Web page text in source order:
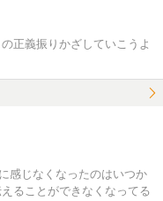
正義振りかざしていこうよ
感じなくなったのはいつか
ることができなくなってる